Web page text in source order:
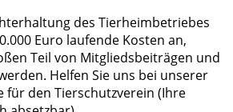
des Tierheimbetriebes
Euro laufende Kosten an,
Teil von Mitgliedsbeiträgen und
Helfen Sie uns bei unserer
für den Tierschutzverein (Ihre